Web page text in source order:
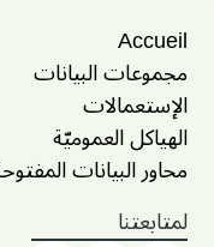
Accueil
مجموعات البيانات
الإستعمالات
الهياكل العموميّة
محاور البيانات المفتوحة
لمتابعتنا